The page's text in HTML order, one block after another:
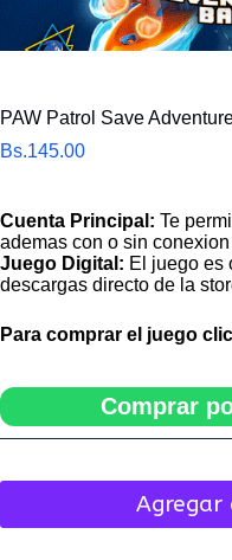
PAW Patrol Save
Bs.145.00
Cuenta Principal: Te
ademas con o sin
Juego Digital: El juego es
descargas directo de la
Para comprar el juego
Comprar
Agregar